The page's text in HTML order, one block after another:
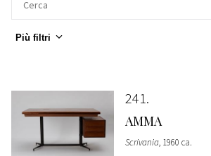
Più filtri
241
AMMA
Scrivania, 1960 ca.